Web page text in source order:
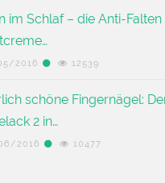
im Schlaf – die Anti-Falten
2016 12539
schöne Fingernägel:
2 in…
2016 10477